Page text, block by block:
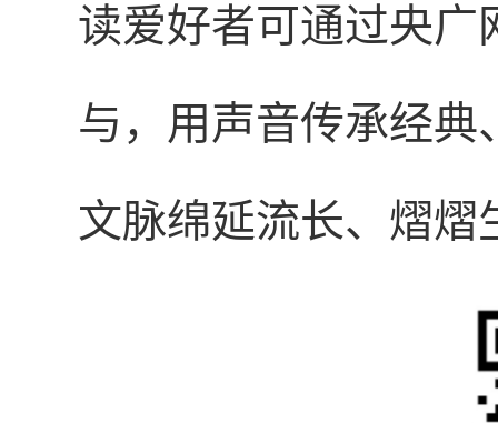
读爱好者可通过央广
与，用声音传承经
文脉绵延流长、熠熠